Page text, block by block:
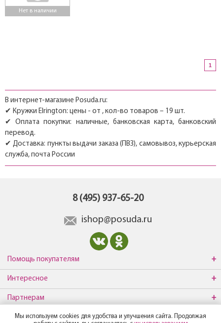
Нет в наличии
1
В интернет-магазине Posuda.ru:
✔ Кружки Elrington: цены - от , кол-во товаров – 19 шт.
✔ Оплата покупки: наличные, банковская карта, банковский
перевод.
✔ Доставка: пункты выдачи заказа (ПВЗ), самовывоз, курьерская
служба, почта России
8 (495) 937-65-20
ishop@posuda.ru
Помощь покупателям
Интересное
Партнерам
О компании
Мы используем cookies для удобства и улучшения сайта. Продолжая